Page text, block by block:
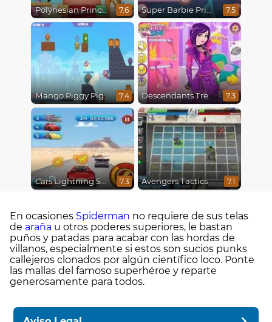
Polynesian Princess Real Haircuts 7.6 Super Barbie Princess and Rockstar 7.5
Mango Piggy Piggy Hero 7.4 Descendants Trendsetters 7.3
Cars Lightning Speed 7.3 Avengers Tactics 7.1
En ocasiones Spiderman no requiere de sus telas
de araña u otros poderes superiores, le bastan
puños y patadas para acabar con las hordas de
villanos, especialmente si estos son sucios punks
callejeros clonados por algún científico loco. Ponte
las mallas del famoso superhéroe y reparte
generosamente para todos.